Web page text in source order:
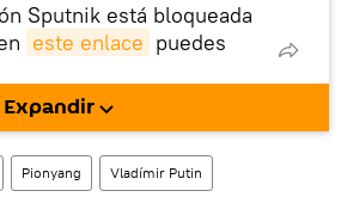
Sputnik está bloqueada
este enlace puedes
una cuenta en la red
Expandir
Pionyang Vladímir Putin